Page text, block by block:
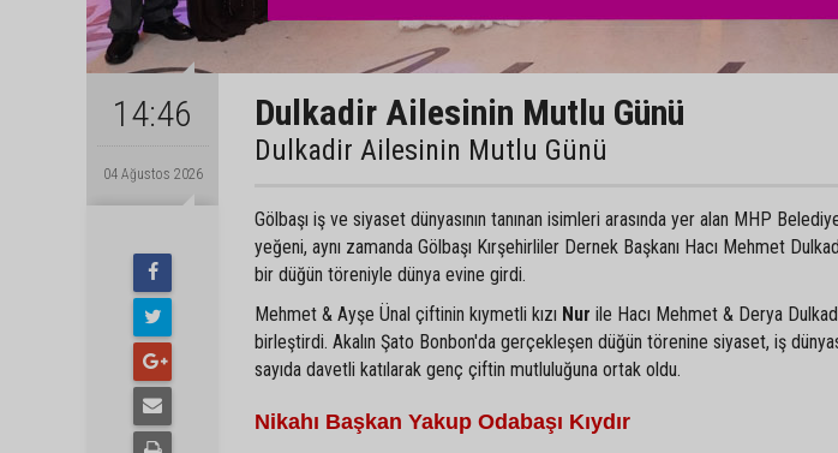
14:46
04 Ağustos 2026
Dulkadir Ailesinin Mutlu Günü
Dulkadir Ailesinin Mutlu Günü
Gölbaşı iş ve siyaset dünyasının tanınan isimleri arasında yer alan MHP
yeğeni, aynı zamanda Gölbaşı Kırşehirliler Dernek Başkanı Hacı Mehmet
bir düğün töreniyle dünya evine girdi.
Mehmet & Ayşe Ünal çiftinin kıymetli kızı Nur ile Hacı Mehmet & Derya
birleştirdi. Akalın Şato Bonbon'da gerçekleşen düğün törenine siyaset, iş
sayıda davetli katılarak genç çiftin mutluluğuna ortak oldu.
Nikahı Başkan Yakup Odabaşı Kıydır